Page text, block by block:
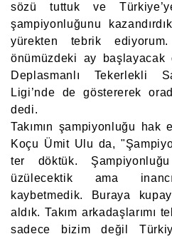
sözü tuttuk ve
şampiyonluğunu
yürekten tebrik
önümüzdeki ay
Deplasmanlı Tekerlekli
Ligi’nde de göstererek
dedi.
Takımın şampiyonluğu hak
Koçu Ümit Ulu da,
ter döktük.
üzülecektik ama
kaybetmedik. Buraya
aldık. Takım arkadaşlarımı
sadece bizim değil